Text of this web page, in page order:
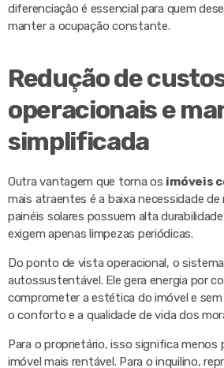
diferenciação é essencial para quem
manter a ocupação constante.
Redução de
operacionais e
simplificada
Outra vantagem que torna os imóveis
mais atraentes é a baixa necessidade de
painéis solares possuem alta
exigem apenas limpezas periódicas.
Do ponto de vista operacional, o
autossustentável. Ele gera energia por
comprometer a estética do imóvel e
o conforto e a qualidade de vida dos
Para o proprietário, isso significa menos
imóvel mais rentável. Para o inquilino,